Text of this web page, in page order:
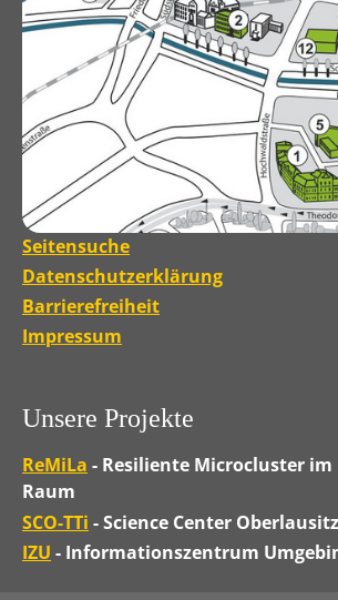
Seitensuche
Datenschutzerklärung
Barrierefreiheit
Impressum
Unsere Projekte
ReMiLa - Resiliente Microcluster
Raum
SCO-TTi - Science Center Oberlausitz
IZU - Informationszentrum